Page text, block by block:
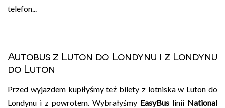
telefon...
Autobus z Luton do Londynu i z Londynu
do Luton
Przed wyjazdem kupiłyśmy też bilety z lotniska w Luton do
Londynu i z powrotem. Wybrałyśmy EasyBus linii National